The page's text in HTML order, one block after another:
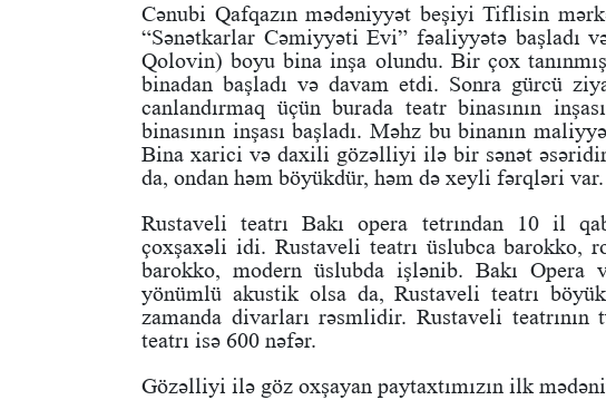
Cənubi Qafqazın mədəniyyət beşiyi Tiflisin
“Sənətkarlar Cəmiyyəti Evi” fəaliyyətə başladı
Qolovin) boyu bina inşa olundu. Bir çox
binadan başladı və davam etdi. Sonra gürcü
canlandırmaq üçün burada teatr binasının
binasının inşası başladı. Məhz bu binanın
Bina xarici və daxili gözəlliyi ilə bir sənət əsəridir.
da, ondan həm böyükdür, həm də xeyli fərqləri var.
Rustaveli teatrı Bakı opera tetrından 10 il
çoxşaxəli idi. Rustaveli teatrı üslubca barokko,
barokko, modern üslubda işlənib. Bakı
yönümlü akustik olsa da, Rustaveli teatrı
zamanda divarları rəsmlidir. Rustaveli teatrının
teatrı isə 600 nəfər.
Gözəlliyi ilə göz oxşayan paytaxtımızın ilk